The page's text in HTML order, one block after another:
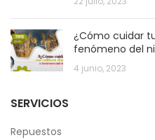
¿Cómo cuidar
fenómeno del
4 junio, 2023
SERVICIOS
Repuestos